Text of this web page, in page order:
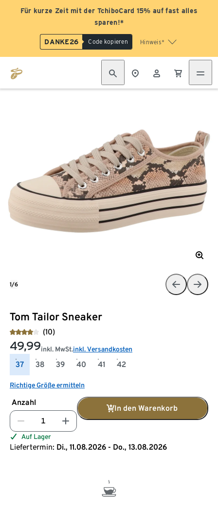
Für kurze Zeit mit der TchiboCard 15% auf fast alles
sparen!*
DANKE26 Code kopieren Hinweis*
Tom Tailor Sneaker
(10)
49,99inkl. MwSt.inkl. Versandkosten
37 38 39 40 41 42
Richtige Größe ermitteln
Anzahl
In den Warenkorb
Auf Lager
Liefertermin: Di., 11.08.2026 - Do., 13.08.2026
1/6